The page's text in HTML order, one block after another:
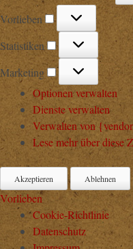
Vorlieben
Vorlieben
Statistiken Statistiken
Marketing
Marketing
Optionen verwalten
Dienste verwalten
Verwalten von
Lese mehr über diese
Akzeptieren Ablehnen
Vorlieben
Cookie-Richtlinie
Datenschutz